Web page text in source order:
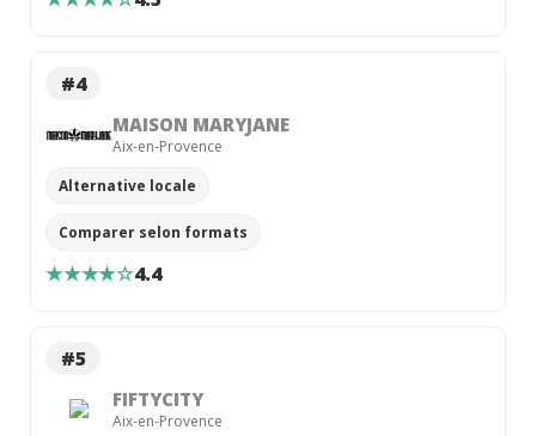
#4
MAISON MARYJANE
Aix-en-Provence
Alternative locale
Comparer selon formats
★★★★☆4.4
#5
FIFTYCITY
Aix-en-Provence